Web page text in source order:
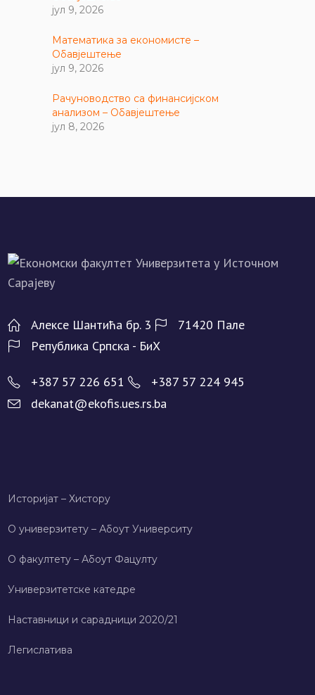
јул 9, 2026
Математика за економисте –
Обавјештење
јул 9, 2026
Рачуноводство са финансијском
анализом – Обавјештење
јул 8, 2026
Алeксe Шантића бр. 3
71420 Палe
Рeпублика Српска - БиХ
+387 57 226 651
+387 57 224 945
dekanat@ekofis.ues.rs.ba
Историјат – Хисторy
О универзитету – Абоут Университy
О факултету – Абоут Фацултy
Универзитетске катедре
Наставници и сарадници 2020/21
Легислатива